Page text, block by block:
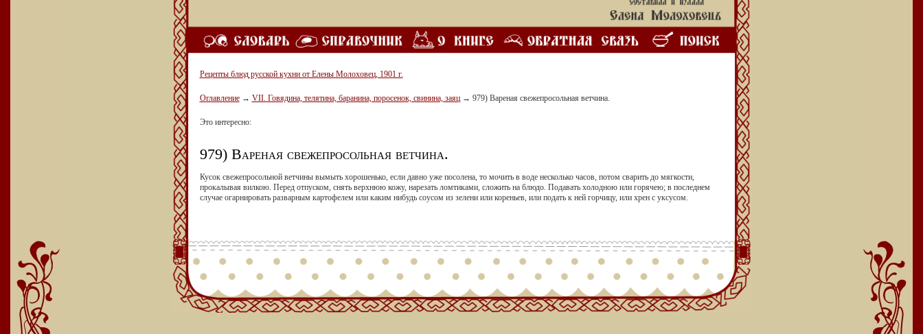
Рецепты блюд русской кухни от Елены Молоховец, 1901 г.
Оглавление → VII. Говядина, телятина, баранина, поросенок, свинина, заяц → 979) Вареная свежепросольная ветчина.
Это интересно:
979) Вареная свежепросольная ветчина.
Кусок свежепросольной ветчины вымыть хорошенько, если давно уже посолена, то мочить в воде несколько часов, потом сварить до мягкости,
прокалывая вилкою. Перед отпуском, снять верхнюю кожу, нарезать ломтиками, сложить на блюдо. Подавать холодною или горячею; в последнем
случае огарнировать разварным картофелем или каким нибудь соусом из зелени или кореньев, или подать к ней горчицу, или хрен с уксусом.